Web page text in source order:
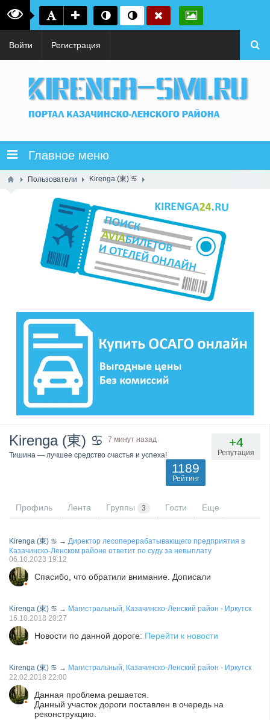
Войти Регистрация
Главное меню
Пользователи Kirenga (東) ♋
Kirenga (東) ♋
7 минут назад
Тишина — лучшее средство счастья и успеха!
+4
Репутация
1189
Рейтинг
Профиль Лента Группы 3 Гости Еще
Kirenga (東) ♋ → Директор лесоперерабатывающего предприятия в
Казачинско-Ленском районе ответит по суду за невыплату
06.10.2023 19:12
Спасибо, что обратили внимание. Дописали
Kirenga (東) ♋ → Магистральный, Казачинско-Ленский район - Иркутск
16.10.2018 20:27
Новости по данной дороге: Перейти к новости
Kirenga (東) ♋ → Магистральный, Казачинско-Ленский район - Иркутск
22.02.2018 22:00
Данная проблема решается.
Данный участок дороги поставлен в очередь на
реконструкцию.